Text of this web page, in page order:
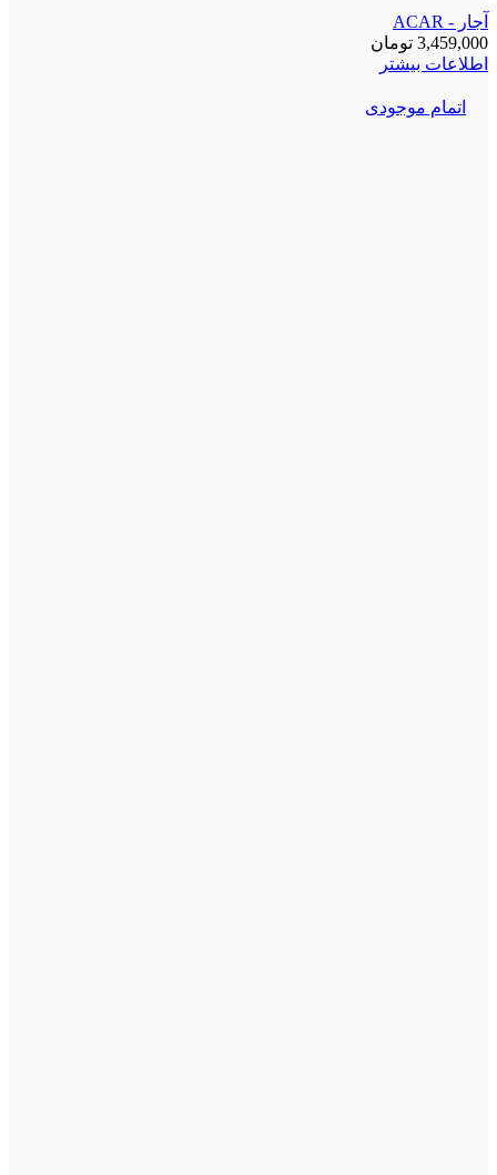
آجار - ACAR
3,459,000 تومان
اطلاعات بیشتر
اتمام موجودی